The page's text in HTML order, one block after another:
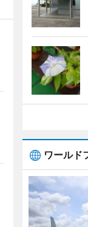
ワールド